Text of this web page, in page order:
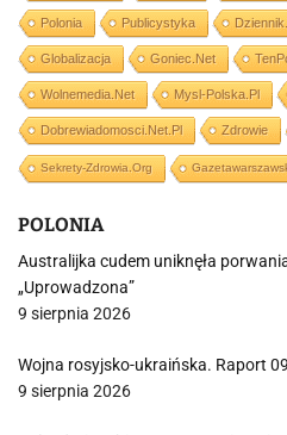
Polonia Publicystyka
Globalizacja Goniec.net
Wolnemedia.net Mysl-Polska.pl
Dobrewiadomosci.net.pl Zdrowie
Sekrety-Zdrowia.org
POLONIA
Australijka cudem uniknęła
„Uprowadzona”
9 sierpnia 2026
Wojna rosyjsko-ukraińska. Raport
9 sierpnia 2026